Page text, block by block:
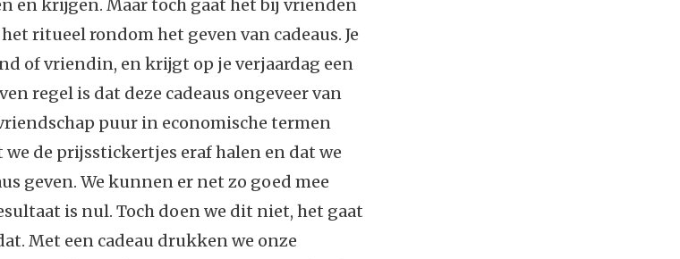
en krijgen. Maar toch gaat het bij vrienden
ritueel rondom het geven van cadeaus. Je
of vriendin, en krijgt op je verjaardag een
regel is dat deze cadeaus ongeveer van
puur in economische termen
de prijsstickertjes eraf halen en dat we
geven. We kunnen er net zo goed mee
is nul. Toch doen we dit niet, het gaat
Met een cadeau drukken we onze